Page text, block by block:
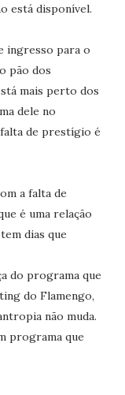
está disponível.
ingresso para o
pão dos
mais perto dos
dele no
de prestígio é
a falta de
é uma relação
dias que
do programa que
do Flamengo,
não muda.
programa que